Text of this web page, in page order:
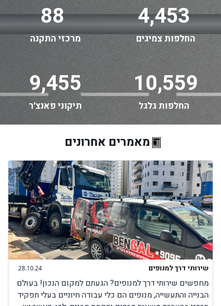
88
מרכזי התקנה
4,453
החלפות צמיגים
9,455
תיקוני פאנצ׳ר
10,559
החלפות גלגל
מאמרים אחרונים
28.10.24 שירותי דרך למנופים
מחפשים שירותי דרך למנופים? הגעתם למקום הנכון! בעולם
הבנייה והתעשייה, מנופים הם כלי עבודה חיוניים בעלי תפקיד